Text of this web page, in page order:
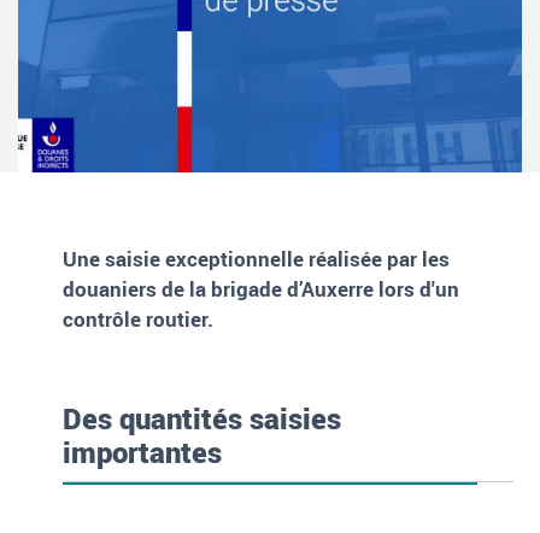
Une saisie exceptionnelle réalisée par les
douaniers de la brigade d’Auxerre lors d'un
contrôle routier.
Des quantités saisies
importantes